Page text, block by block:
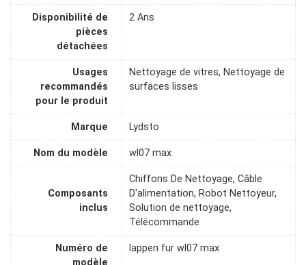
Disponibilité de
pièces
détachées
2 Ans
Usages
recommandés
pour le produit
Nettoyage de vitres, Nettoyage de
surfaces lisses
Marque Lydsto
Nom du modèle wl07 max
Composants
inclus
Chiffons De Nettoyage, Câble
D'alimentation, Robot Nettoyeur,
Solution de nettoyage,
Télécommande
Numéro de
lappen fur wl07 max